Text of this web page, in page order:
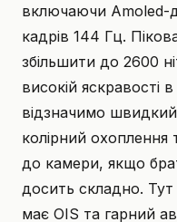
включаючи Amoled-
кадрів 144 Гц.
збільшити до 2600
високій яскравості
відзначимо
колірний охоплення
до камери, якщо
досить складно.
має OIS та гарний